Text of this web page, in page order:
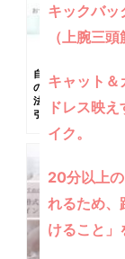
キックバッ
（上腕三
キャット＆
ドレス映
イク。
20分以上
れるため
けること」
自宅でできるおすす
の結婚式ダイエット
法9選！二の腕・背
引き締めよう